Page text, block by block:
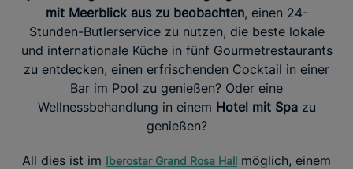
mit Meerblick aus zu beobachten, einen 24-
Stunden-Butlerservice zu nutzen, die beste lokale
und internationale Küche in fünf Gourmetrestaurants
zu entdecken, einen erfrischenden Cocktail in einer
Bar im Pool zu genießen? Oder eine
Wellnessbehandlung in einem Hotel mit Spazu
genießen?
All dies ist im Iberostar Grand Rosa Hall möglich, einem